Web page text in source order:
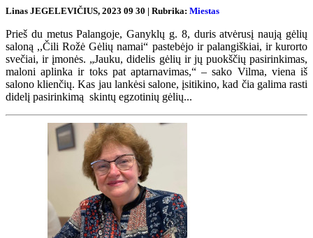
Linas JEGELEVIČIUS, 2023 09 30 | Rubrika: Miestas
Prieš du metus Palangoje, Ganyklų g. 8, duris atvėrusį naują gėlių
saloną ,,Čili Rožė Gėlių namai“ pastebėjo ir palangiškiai, ir kurorto
svečiai, ir įmonės. „Jauku, didelis gėlių ir jų puokščių pasirinkimas,
maloni aplinka ir toks pat aptarnavimas,“ – sako Vilma, viena iš
salono klienčių. Kas jau lankėsi salone, įsitikino, kad čia galima rasti
didelį pasirinkimą skintų egzotinių gėlių...